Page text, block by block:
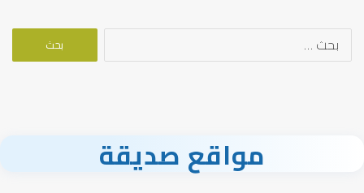
البحث
مواقع صديقة